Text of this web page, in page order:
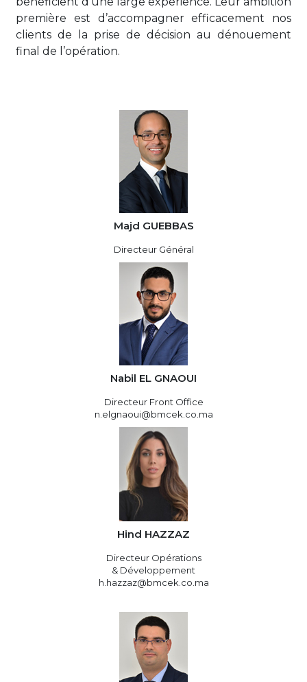
première est d’accompagner efficacement nos
clients de la prise de décision au dénouement
final de l’opération.
Majd GUEBBAS
Directeur Général
Nabil EL GNAOUI
Directeur Front Office
n.elgnaoui@bmcek.co.ma
Hind HAZZAZ
Directeur Opérations
& Développement
h.hazzaz@bmcek.co.ma